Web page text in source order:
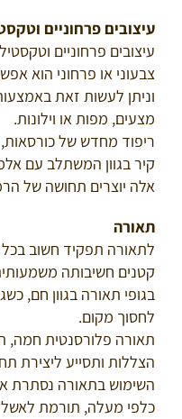
עיצובים פרחוניים
עיצובים פרחוניים
צבעוני או פרחוני הוא
וניתן לעשות זאת
מצעים, מפות או וילונות.
ריפוד מחדש של
קיר בגוון המשתלב עם
אלה יוצרים תחושה של
תאורה
לתאורה תפקיד חשוב
קטנים חשיבותה
בגופי תאורה בגוון חם,
לחסוך מקום.
תאורה פלורסנטית חמה,
הצללות ותסייע ליצירת
כלפי מעלה, תורמת